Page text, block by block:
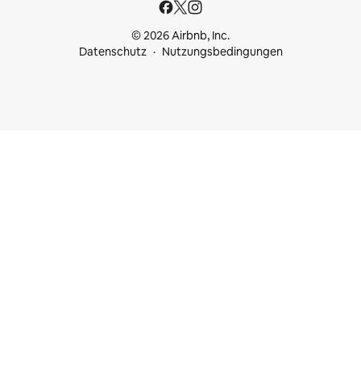
© 2026 Airbnb, Inc.
Datenschutz
Nutzungsbedingungen